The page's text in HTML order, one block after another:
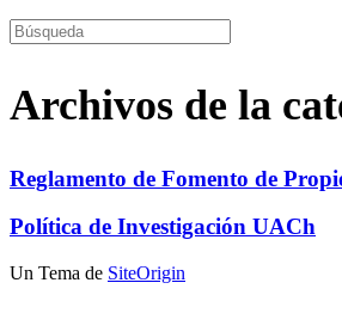
Buscar:
Archivos de la
Reglamento de Fomento de
Política de Investigación UACh
Un Tema de SiteOrigin